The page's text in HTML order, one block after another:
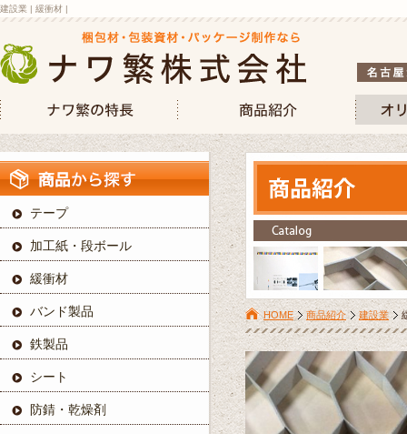
建設業 | 緩衝材 |
HOME 商品紹介 建設業
テープ
加工紙・段ボール
緩衝材
バンド製品
鉄製品
シート
防錆・乾燥剤